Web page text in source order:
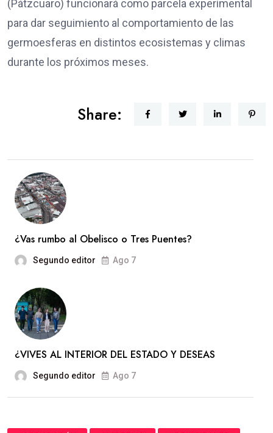
(Pátzcuaro) funcionará como parcela experimental
para dar seguimiento al comportamiento de las
germoesferas en distintos ecosistemas y climas
durante los próximos meses.
Share:
¿Vas rumbo al Obelisco o Tres Puentes?
Segundo editor Ago 7
¿VIVES AL INTERIOR DEL ESTADO Y DESEAS
Segundo editor Ago 7